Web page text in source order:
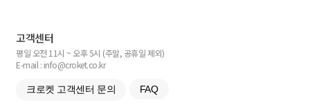
고객센터
평일 오전 11시 ~ 오후 5시 (주말, 공휴일 제외)
E-mail : info@croket.co.kr
크로켓 고객센터 문의 FAQ